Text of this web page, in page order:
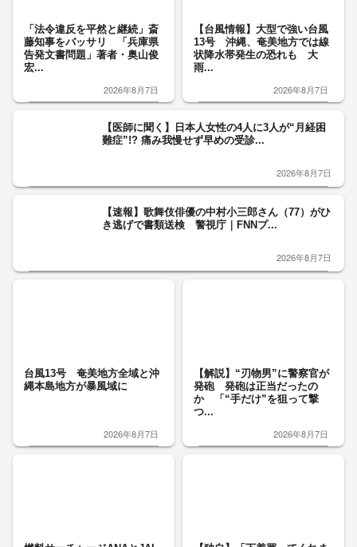
「法令違反を平然と継続」斎
藤知事をバッサリ 「兵庫県
告発文書問題」著者・奥山俊
宏...
2026年8月7日
【台風情報】大型で強い台風
13号 沖縄、奄美地方では線
状降水帯発生の恐れも 大
雨...
2026年8月7日
【医師に聞く】日本人女性の4人に3人が“月経困
難症”!? 痛み我慢せず早めの受診...
2026年8月7日
【速報】歌舞伎俳優の中村小三郎さん（77）がひ
き逃げで書類送検 警視庁｜FNNプ...
2026年8月7日
台風13号 奄美地方全域と沖
縄本島地方が暴風域に
2026年8月7日
【解説】“刃物男”に警察官が
発砲 発砲は正当だったの
か 「“手だけ”を狙って撃
つ...
2026年8月7日